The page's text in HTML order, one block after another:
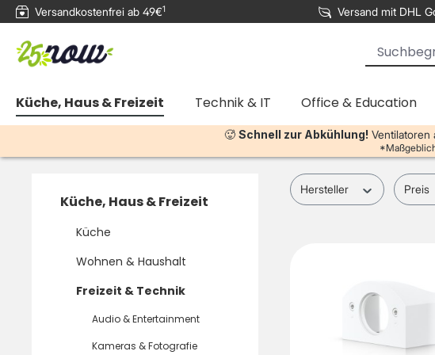
springen Zur Hauptnavigation springen
Versandkostenfrei ab 49€1 Versand mit DHL
Küche, Haus & Freizeit Technik & IT Office & Education
🥵 Schnell zur Abkühlung! Ventilatoren
Küche, Haus & Freizeit
Küche
Wohnen & Haushalt
Freizeit & Technik
Audio & Entertainment
Kameras & Fotografie
Hersteller Preis